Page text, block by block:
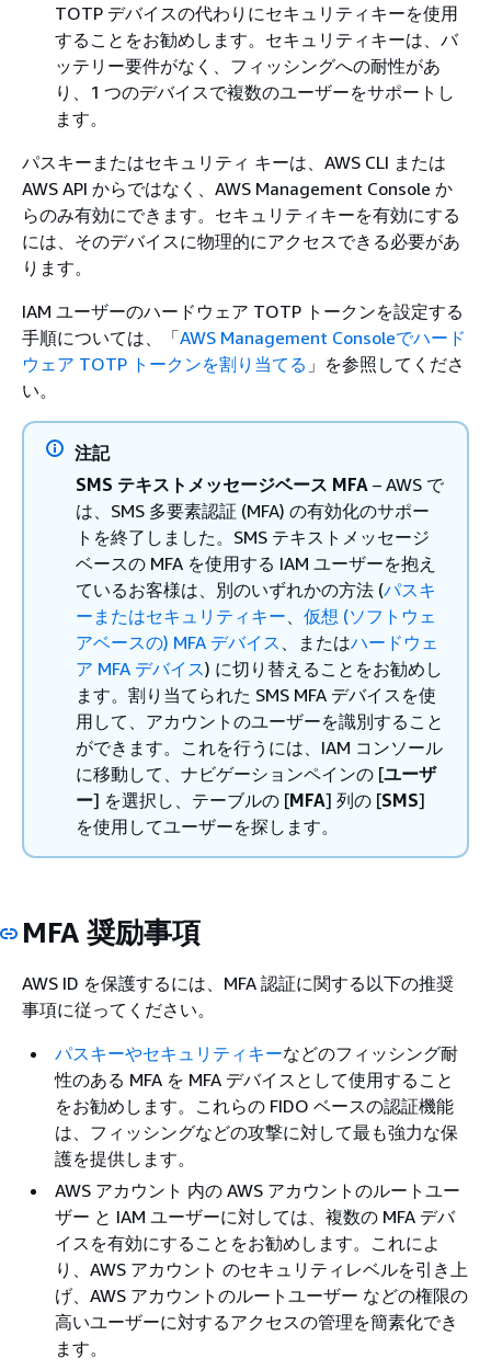
TOTP デバイスの代わりにセキュリティキーを使用
することをお勧めします。セキュリティキーは、バ
ッテリー要件がなく、フィッシングへの耐性があ
り、1 つのデバイスで複数のユーザーをサポートし
ます。
パスキーまたはセキュリティ キーは、AWS CLI または
AWS API からではなく、AWS Management Console か
らのみ有効にできます。セキュリティキーを有効にする
には、そのデバイスに物理的にアクセスできる必要があ
ります。
IAM ユーザーのハードウェア TOTP トークンを設定する
手順については、「AWS Management Consoleでハード
ウェア TOTP トークンを割り当てる 」を参照してくださ
い。
注記
SMS テキストメッセージベース MFA – AWS で
は、SMS 多要素認証 (MFA) の有効化のサポー
トを終了しました。SMS テキストメッセージ
ベースの MFA を使用する IAM ユーザーを抱え
ているお客様は、別のいずれかの方法 (パスキ
ーまたはセキュリティキー
仮想 (ソフトウェ
アベースの) MFA デバイス 、またはハードウェ
ア MFA デバイス) に切り替えることをお勧めし
ます。割り当てられた SMS MFA デバイスを使
用して、アカウントのユーザーを識別すること
ができます。これを行うには、IAM コンソール
に移動して、ナビゲーションペインの [ユーザ
ー] を選択し、テーブルの [MFA] 列の [SMS]
を使用してユーザーを探します。
MFA 奨励事項
AWS ID を保護するには、MFA 認証に関する以下の推奨
事項に従ってください。
パスキーやセキュリティキーなどのフィッシング耐
性のある MFA を MFA デバイスとして使用すること
をお勧めします。これらの FIDO ベースの認証機能
は、フィッシングなどの攻撃に対して最も強力な保
護を提供します。
AWS アカウント 内の AWS アカウントのルートユー
ザー と IAM ユーザーに対しては、複数の MFA デバ
イスを有効にすることをお勧めします。これによ
り、AWS アカウント のセキュリティレベルを引き上
げ、AWS アカウントのルートユーザー などの権限の
高いユーザーに対するアクセスの管理を簡素化でき
ます。